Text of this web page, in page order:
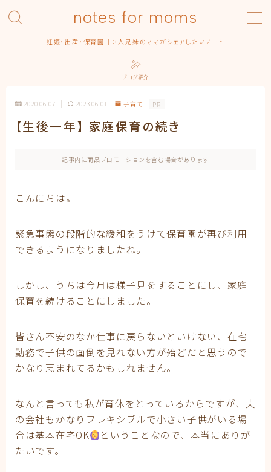
notes for moms
妊娠・出産・保育園 | 3人兄妹のママがシェアしたいノート
MENU
Privacy Policy
Simple Home
出産記録
弟くん
末っ子ちゃん
妊娠中期
妊娠初期
子育て
有料記事の決済完了ページ
運営者情報
ブログ紹介
2020.06.07 2023.06.01 子育て PR
【生後一年】 家庭保育の続き
記事内に商品プロモーションを含む場合があります
こんにちは。
緊急事態の段階的な緩和をうけて保育園が再び利用
できるようになりましたね。
しかし、うちは今月は様子見をすることにし、家庭
保育を続けることにしました。
皆さん不安のなか仕事に戻らないといけない、在宅
勤務で子供の面倒を見れない方が殆どだと思うので
かなり恵まれてるかもしれません。
なんと言っても私が育休をとっているからですが、夫
の会社もかなりフレキシブルで小さい子供がいる場
合は基本在宅OK
ということなので、本当にありが
たいです。